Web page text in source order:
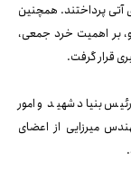
آتی پرداختند. همچنین
بر اهمیت خرد جمعی،
قرار گرفت.
بنیاد شهید و امور
میرزایی از اعضای